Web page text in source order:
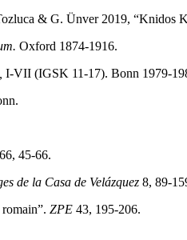
& G. Ünver 2019, “Knidos
Oxford 1874-1916.
I-VII (IGSK 11-17). Bonn 1979-
66, 45-66.
de la Casa de Velázquez 8, 89-
ZPE 43, 195-206.